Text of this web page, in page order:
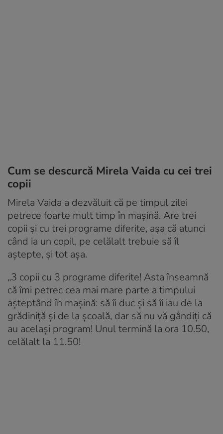
Cum se descurcă Mirela Vaida cu cei trei
copii
Mirela Vaida a dezvăluit că pe timpul zilei
petrece foarte mult timp în mașină. Are trei
copii și cu trei programe diferite, așa că atunci
când ia un copil, pe celălalt trebuie să îl
aștepte, și tot așa.
„3 copii cu 3 programe diferite! Asta înseamnă
că îmi petrec cea mai mare parte a timpului
așteptând în mașină: să îi duc și să îi iau de la
grădiniță și de la școală, dar să nu vă gândiți că
au același program! Unul termină la ora 10.50,
celălalt la 11.50!